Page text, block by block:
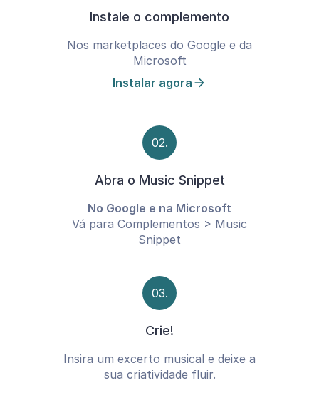
Instale o complemento
Nos marketplaces do Google e da
Microsoft
Instalar agora
02.
Abra o Music Snippet
No Google e na Microsoft
Vá para Complementos > Music
Snippet
03.
Crie!
Insira um excerto musical e deixe a
sua criatividade fluir.